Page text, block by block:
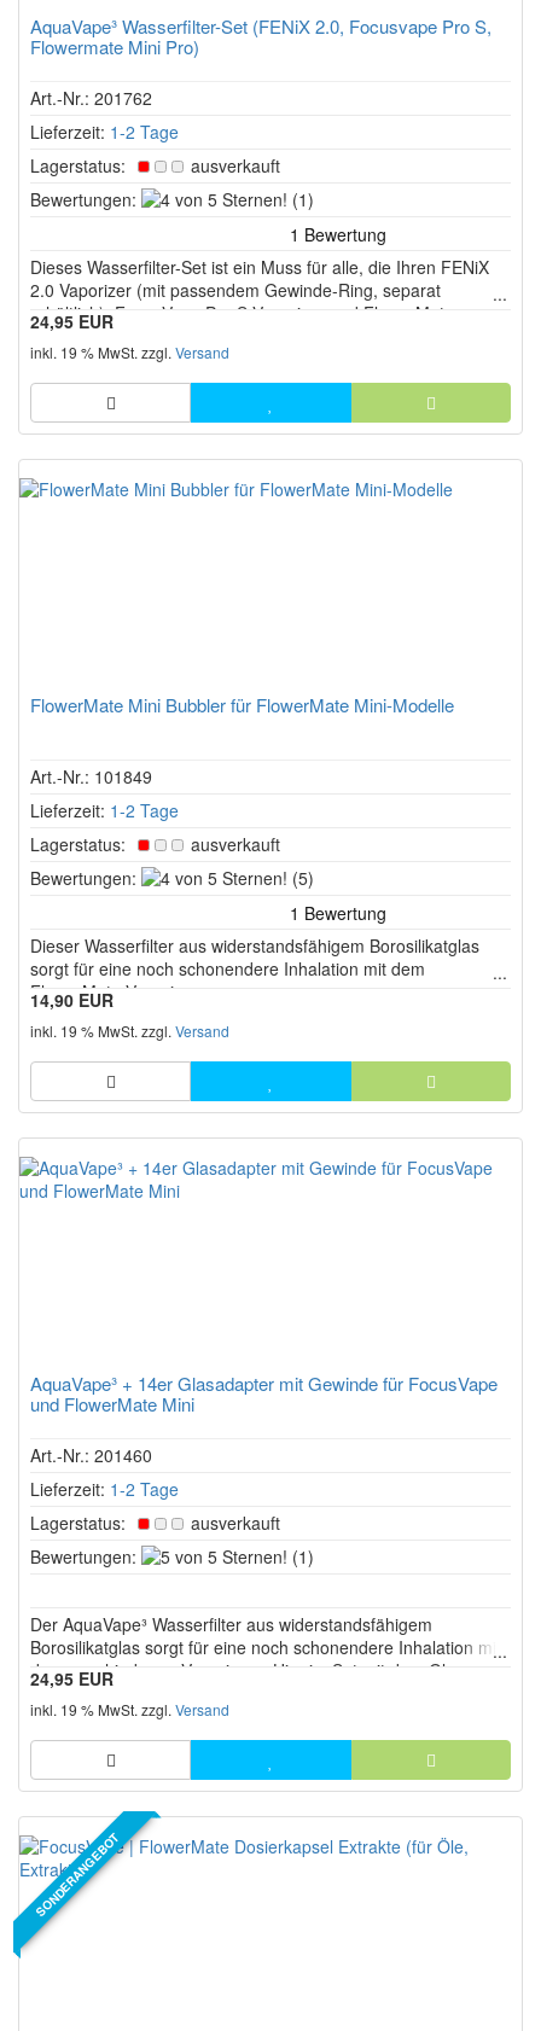
AquaVape³ Wasserfilter-Set (FENiX 2.0, Focusvape Pro S,
Flowermate Mini Pro)
Art.-Nr.: 201762
Lieferzeit: 1-2 Tage
Lagerstatus:
ausverkauft
Bewertungen:
4
5
Sternen!
(1)
Dieses Wasserfilter-Set ist ein Muss für alle, die Ihren FENiX
2.0 Vaporizer (mit passendem Gewinde-Ring, separat
erhältlich), FocusVape Pro S Vaporizer und FlowerMate
Mini/Mini Pro Vaporizer mit sanftem und reinem Dampf nutzen
wollen.
24,95 EUR
inkl. 19 % MwSt. zzgl. Versand
FlowerMate Mini Bubbler für FlowerMate Mini-Modelle
Art.-Nr.: 101849
Lieferzeit: 1-2 Tage
Lagerstatus:
ausverkauft
Bewertungen:
4
5
Sternen!
(5)
Dieser Wasserfilter aus widerstandsfähigem Borosilikatglas
sorgt für eine noch schonendere Inhalation mit dem
FlowerMate Vaporizer.
14,90 EUR
inkl. 19 % MwSt. zzgl. Versand
AquaVape³ + 14er Glasadapter mit Gewinde für FocusVape
und FlowerMate Mini
Art.-Nr.: 201460
Lieferzeit: 1-2 Tage
Lagerstatus:
ausverkauft
Bewertungen:
5
Sternen!
(1)
Der AquaVape³ Wasserfilter aus widerstandsfähigem
Borosilikatglas sorgt für eine noch schonendere Inhalation mit
den verschiedenen Vaporizern. Hier im Set mit dem Glas-
Adapter!
24,95 EUR
inkl. 19 % MwSt. zzgl. Versand
SONDERANGEBOT